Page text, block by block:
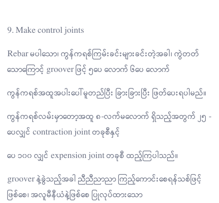
9. Make control joints
Rebar မပါသော၊ ကွန်ကရစ်ကြမ်းခင်းများခင်းတဲ့အခါ၊ ကွဲတတ်
သောကြောင့် groover ဖြင့် ၅ပေ လောက် ၆ပေ လောက်
ကွန်ကရစ်အထူအပါးပေါ်မူတည်ပြီး ခြားခြားပြီး ဖြတ်ပေးရပါမည်။
ကွန်ကရစ်လမ်းမှာတော့အထူ ၈-လက်မလောက် ရှိသည့်အတွက် ၂၅ -
ပေလျှင် contraction joint တခုစီနှင့်
ပေ ၁၀၀ လျှင် expension joint တခုစီ ထည့်ကြပါသည်။
groover နဲ့ခွဲသည့်အခါ ညီညီညာညာ ကြည့်ကောင်းစေရန်သစ်ဖြင့်
ဖြစ်စေ၊ အလူမီနီယံနဲ့ဖြစ်စေ ပြုလုပ်ထားသော